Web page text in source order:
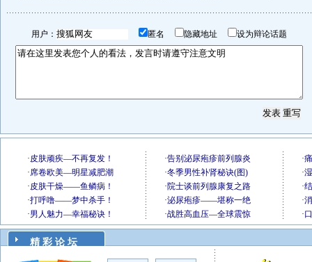
用户： 匿名 隐藏地址 设为辩论话题
精 彩 论 坛